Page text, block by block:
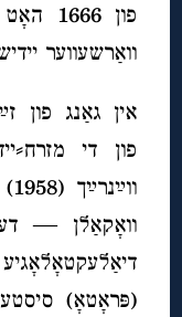
פון
וואַרשעווער
אין גאַנג פון
פון די
וואָקאַלן —
(פּראָטאָ)